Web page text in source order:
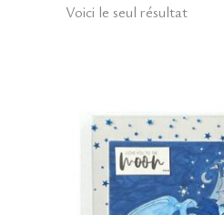
Voici le seul résultat